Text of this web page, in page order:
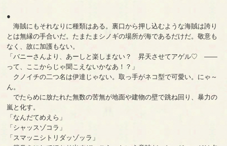
●
海賊にもそれなりに種類はある。裏口から押し込むような海賊は誇り
とは無縁の手合いだ。たまたまシノギの場所が海であるだけだ。敬意も
なく、故に加護もない。
「バニーさんより、あーしと楽しまない？ 昇天させてアゲル♡ ――
って、ここからじゃ聞こえないかなあ！？」
クノイチの二つ名は伊達じゃない。取っ手がネコ型で可愛い。にゃ～
ん。
でたらめに放たれた無数の苦無が地面や建物の壁で跳ね回り、暴力の
嵐と化す。
「なんだてめえら」
「シャッスゾコラ」
「スマッニシトリダッゾッラ」